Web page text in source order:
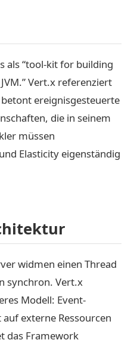
als “tool-kit for building
Vert.x referenziert
ereignisgesteuerte
die in seinem
müssen
Elasticity eigenständig
widmen einen Thread
synchron. Vert.x
Modell: Event-
externe Ressourcen
das Framework